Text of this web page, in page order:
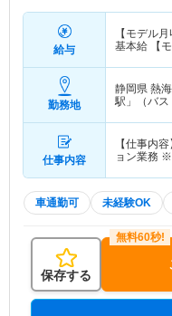
給与
【モデル月
基本給 【モ
勤務地
静岡県 熱
駅」（バ
仕事内容
【仕事内
ョン業務
車通勤可 未経験OK
保存する